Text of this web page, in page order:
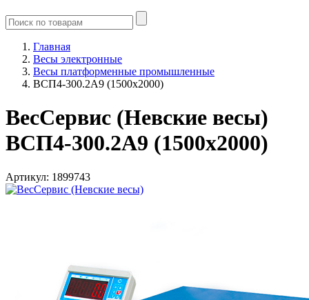
Главная
Весы электронные
Весы платформенные промышленные
ВСП4-300.2А9 (1500х2000)
ВесСервис (Невские весы)
ВСП4-300.2А9 (1500х2000)
Артикул: 1899743